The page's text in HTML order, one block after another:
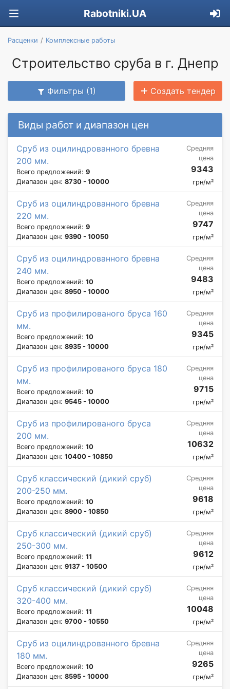
Rabotniki.UA
Расценки Комплексные работы
Строительство сруба в г. Днепр
Фильтры (1) Создать тендер
Виды работ и диапазон цен
Сруб из оцилиндрованного бревна
200 мм.
Всего предложений: 9
Диапазон цен: 8730 - 10000
Средняя
цена
9343
грн/м²
Сруб из оцилиндрованного бревна
220 мм.
Всего предложений: 9
Диапазон цен: 9390 - 10050
Средняя
цена
9747
грн/м²
Сруб из оцилиндрованного бревна
240 мм.
Всего предложений: 10
Диапазон цен: 8950 - 10000
Средняя
цена
9483
грн/м²
Сруб из профилированого бруса 160
мм.
Всего предложений: 10
Диапазон цен: 8935 - 10000
Средняя
цена
9345
грн/м²
Сруб из профилированого бруса 180
мм.
Всего предложений: 10
Диапазон цен: 9545 - 10000
Средняя
цена
9715
грн/м²
Сруб из профилированого бруса
200 мм.
Всего предложений: 10
Диапазон цен: 10400 - 10850
Средняя
цена
10632
грн/м²
Сруб классический (дикий сруб)
200-250 мм.
Всего предложений: 10
Диапазон цен: 8900 - 10850
Средняя
цена
9618
грн/м²
Сруб классический (дикий сруб)
250-300 мм.
Всего предложений: 11
Диапазон цен: 9137 - 10500
Средняя
цена
9612
грн/м²
Сруб классический (дикий сруб)
320-400 мм.
Всего предложений: 11
Диапазон цен: 9700 - 10550
Средняя
цена
10048
грн/м²
Сруб из оцилиндрованного бревна
180 мм.
Всего предложений: 10
Диапазон цен: 8595 - 10000
Средняя
цена
9265
грн/м²